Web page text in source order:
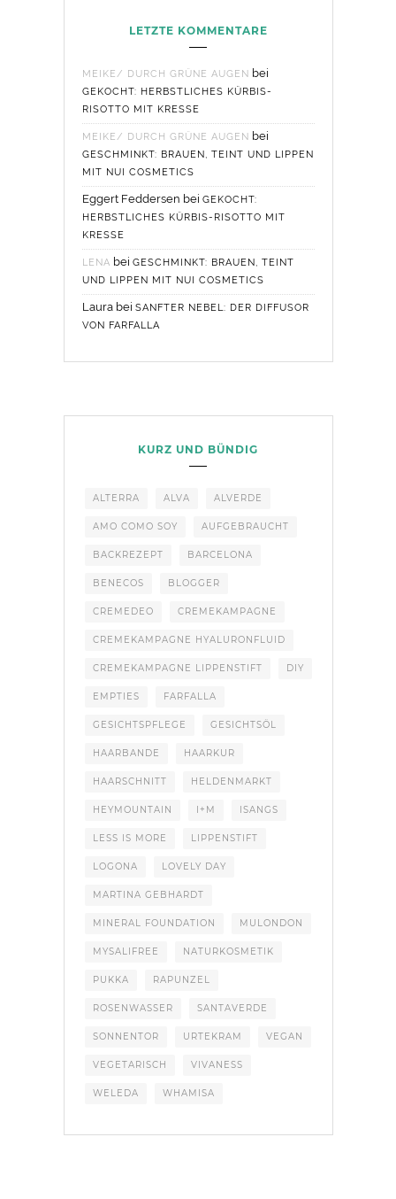
LETZTE KOMMENTARE
MEIKE/ DURCH GRÜNE AUGEN bei
GEKOCHT: HERBSTLICHES KÜRBIS-
RISOTTO MIT KRESSE
MEIKE/ DURCH GRÜNE AUGEN bei
GESCHMINKT: BRAUEN, TEINT UND LIPPEN
MIT NUI COSMETICS
Eggert Feddersen bei GEKOCHT:
HERBSTLICHES KÜRBIS-RISOTTO MIT
KRESSE
LENA bei GESCHMINKT: BRAUEN, TEINT
UND LIPPEN MIT NUI COSMETICS
Laurabei SANFTER NEBEL: DER DIFFUSOR
VON FARFALLA
KURZ UND BÜNDIG
ALTERRA ALVA ALVERDE
AMO COMO SOY AUFGEBRAUCHT
BACKREZEPT BARCELONA
BENECOS BLOGGER
CREMEDEO CREMEKAMPAGNE
CREMEKAMPAGNE HYALURONFLUID
CREMEKAMPAGNE LIPPENSTIFT DIY
EMPTIES FARFALLA
GESICHTSPFLEGE GESICHTSÖL
HAARBANDE HAARKUR
HAARSCHNITT HELDENMARKT
HEYMOUNTAIN I+M ISANGS
LESS IS MORE LIPPENSTIFT
LOGONA LOVELY DAY
MARTINA GEBHARDT
MINERAL FOUNDATION MULONDON
MYSALIFREE NATURKOSMETIK
PUKKA RAPUNZEL
ROSENWASSER SANTAVERDE
SONNENTOR URTEKRAM VEGAN
VEGETARISCH VIVANESS
WELEDA WHAMISA